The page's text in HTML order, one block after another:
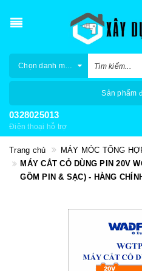
Chọn danh mục
Sản phẩm
0328025013
Điện thoại hỗ trợ
Trang chủ
MÁY MÓC TỔNG
MÁY CẮT CỎ DÙNG PIN 20V
GỒM PIN & SẠC) - HÀNG